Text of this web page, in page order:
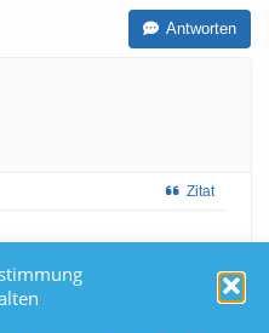
Antworten
Zitat